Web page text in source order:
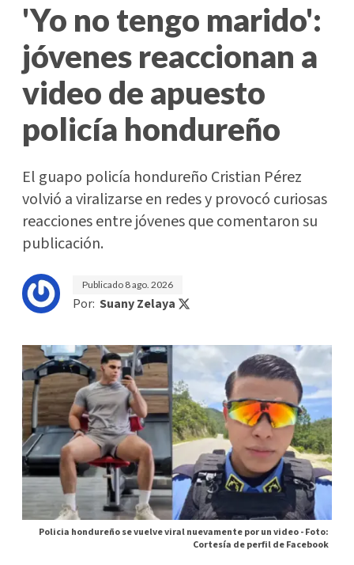
'Yo no tengo marido':
jóvenes reaccionan a
video de apuesto
policía hondureño
El guapo policía hondureño Cristian Pérez
volvió a viralizarse en redes y provocó curiosas
reacciones entre jóvenes que comentaron su
publicación.
Publicado 8 ago. 2026
Por: Suany Zelaya
Policia hondureño se vuelve viral nuevamente por un video -Foto:
Cortesía de perfil de Facebook